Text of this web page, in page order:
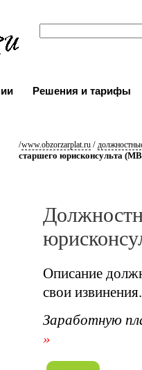
Решения и тарифы
/www.obzorzarplat.ru /
старшего юрисконсульта
Описание
свои извинения.
Заработную
»